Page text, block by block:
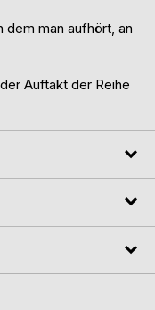
dem man aufhört, an
Auftakt der Reihe